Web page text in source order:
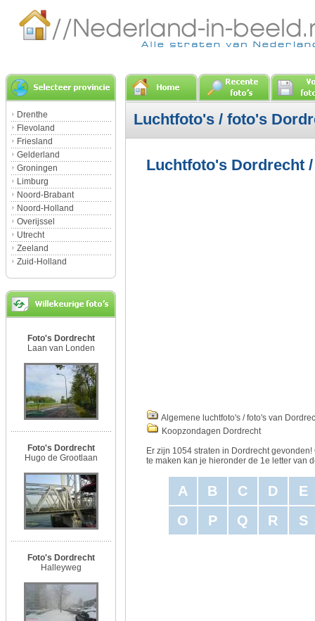
Drenthe
Flevoland
Friesland
Gelderland
Groningen
Limburg
Noord-Brabant
Noord-Holland
Overijssel
Utrecht
Zeeland
Zuid-Holland
Foto's Dordrecht
Laan van Londen
Foto's Dordrecht
Hugo de Grootlaan
Foto's Dordrecht
Halleyweg
Luchtfoto's / foto's
Luchtfoto's Dordrecht
Algemene luchtfoto's / foto's van
Koopzondagen Dordrecht
Er zijn 1054 straten in Dordrecht
te maken kan je hieronder de 1e letter van
A B C D
E
O
P Q R S